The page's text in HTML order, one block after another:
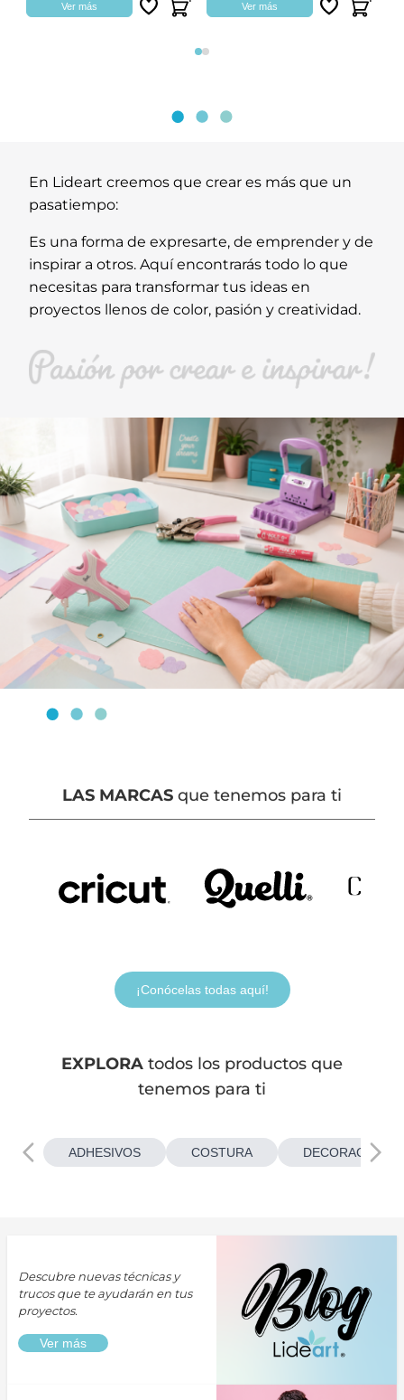
Ver más Ver más
Página 1
Página 2
En Lideart creemos que crear es más que un
pasatiempo:
Es una forma de expresarte, de emprender y de
inspirar a otros. Aquí encontrarás todo lo que
necesitas para transformar tus ideas en
proyectos llenos de color, pasión y creatividad.
LAS MARCAS que tenemos para ti
¡Conócelas todas aquí!
EXPLORA todos los productos que
tenemos para ti
ADHESIVOS COSTURA
Descubre nuevas técnicas y
trucos que te ayudarán en tus
proyectos.
Ver más